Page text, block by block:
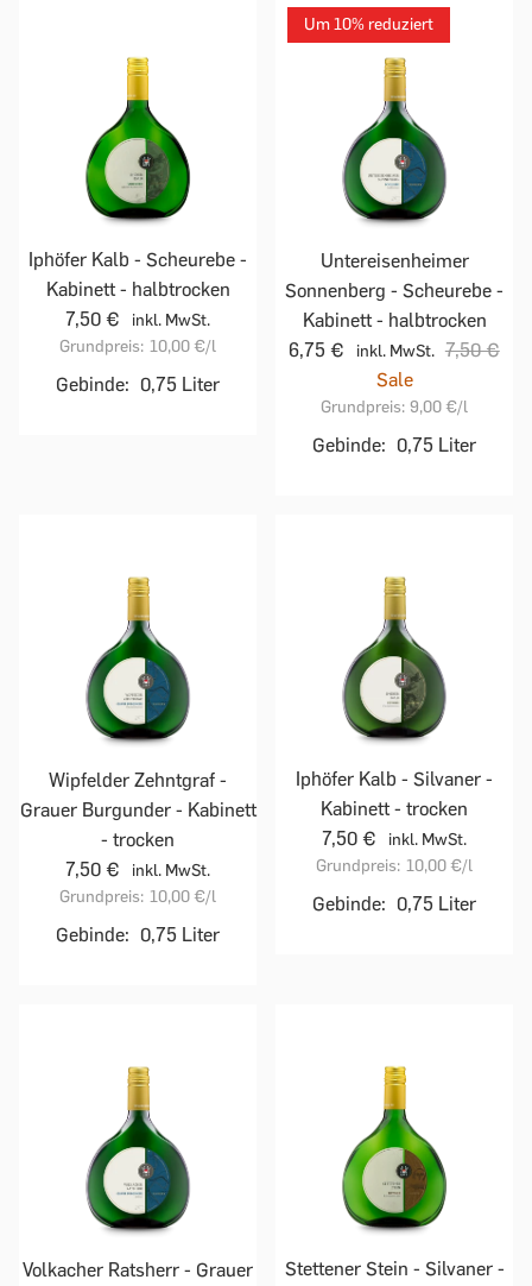
Iphöfer Kalb - Scheurebe -
Kabinett - halbtrocken
7,50 €
inkl. MwSt.
Grundpreis: 10,00 €/l
Gebinde: 0,75 Liter
Um 10% reduziert
Untereisenheimer
Sonnenberg - Scheurebe -
Kabinett - halbtrocken
6,75 €
inkl. MwSt. 7,50 €
Sale
Grundpreis: 9,00 €/l
Gebinde: 0,75 Liter
Wipfelder Zehntgraf -
Grauer Burgunder - Kabinett
- trocken
7,50 €
inkl. MwSt.
Grundpreis: 10,00 €/l
Gebinde: 0,75 Liter
Iphöfer Kalb - Silvaner -
Kabinett - trocken
7,50 €
inkl. MwSt.
Grundpreis: 10,00 €/l
Gebinde: 0,75 Liter
Volkacher Ratsherr - Grauer
Stettener Stein - Silvaner -